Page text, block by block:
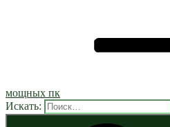
мощных пк
Искать: